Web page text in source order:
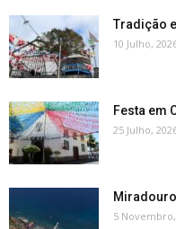
Tradição
10 Julho,
Festa em
25 Julho,
5